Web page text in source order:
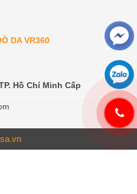
DA VR360
Hồ Chí Minh Cấp